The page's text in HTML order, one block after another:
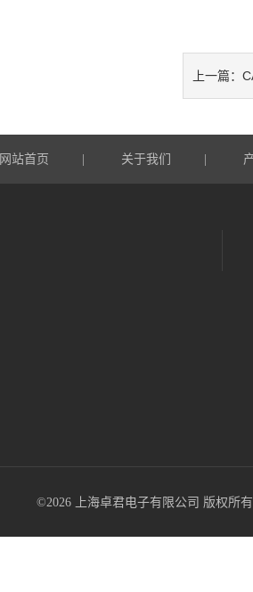
上一篇：
网站首页 关于我们
©2026 上海卓君电子有限公司 版权所有